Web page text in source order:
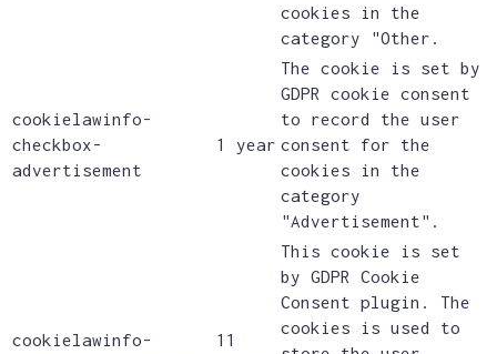
cookies in the
category "Other.
cookielawinfo-
checkbox-
advertisement
1 year
The cookie is set by
GDPR cookie consent
to record the user
consent for the
cookies in the
category
"Advertisement".
cookielawinfo-
11
This cookie is set
by GDPR Cookie
Consent plugin. The
cookies is used to